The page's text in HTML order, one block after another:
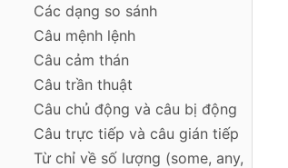
Các dạng so sánh
Câu mệnh lệnh
Câu cảm thán
Câu trần thuật
Câu chủ động và câu bị động
Câu trực tiếp và câu gián tiếp
Từ chỉ về số lượng (some, any,